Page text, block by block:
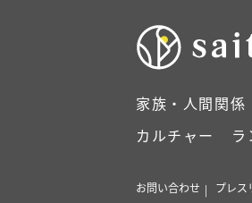
家族・人間関係
カルチャー
ラ
お問い合わせ プレス